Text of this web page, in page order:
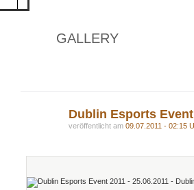
GALLERY
Dublin Esports
veröffentlicht am 09.07.2011 - 02:15